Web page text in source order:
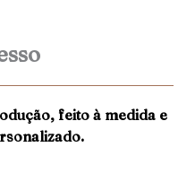
feito à medida e